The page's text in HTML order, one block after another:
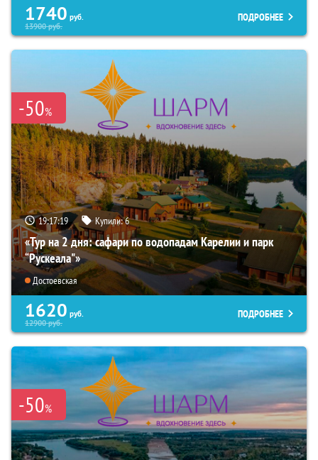
1740 руб.
13900руб.
ПОДРОБНЕЕ
-50%
19:17:18 Купили:6
«Тур на 2 дня: сафари по водопадам Карелии и парк
“Рускеала"»
Достоевская
1620 руб.
12900руб.
ПОДРОБНЕЕ
-50%